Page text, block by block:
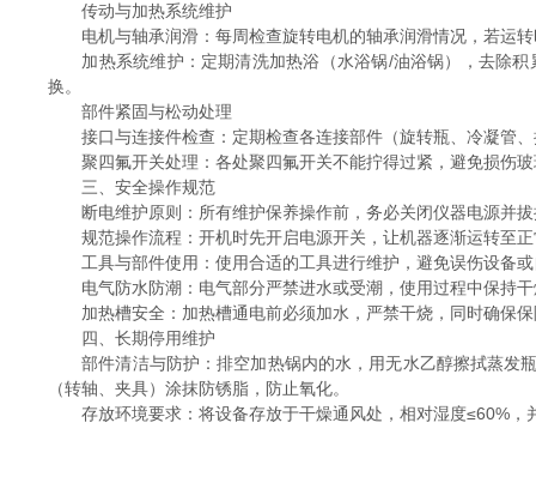
传动与加热系统维护
电机与轴承润滑：每周检查旋转电机的轴承润滑情况，若运
加热系统维护：定期清洗加热浴（水浴锅/油浴锅），去除积
换。
部件紧固与松动处理
接口与连接件检查：定期检查各连接部件（旋转瓶、冷凝管、
聚四氟开关处理：各处聚四氟开关不能拧得过紧，避免损伤玻
三、安全操作规范
断电维护原则：所有维护保养操作前，务必关闭仪器电源并拔
规范操作流程：开机时先开启电源开关，让机器逐渐运转至正
工具与部件使用：使用合适的工具进行维护，避免误伤设备或
电气防水防潮：电气部分严禁进水或受潮，使用过程中保持干
加热槽安全：加热槽通电前必须加水，严禁干烧，同时确保保
四、长期停用维护
部件清洁与防护：排空加热锅内的水，用无水乙醇擦拭蒸发瓶
（转轴、夹具）涂抹防锈脂，防止氧化。
存放环境要求：将设备存放于干燥通风处，相对湿度≤60%，